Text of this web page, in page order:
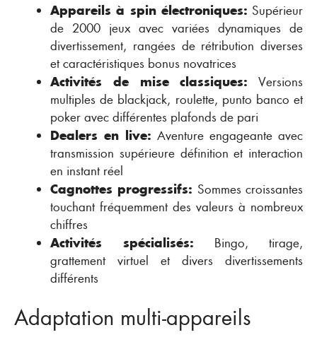
Appareils à spin électroniques: Supérieur
de 2000 jeux avec variées dynamiques de
divertissement, rangées de rétribution diverses
et caractéristiques bonus novatrices
Activités de mise classiques: Versions
multiples de blackjack, roulette, punto banco et
poker avec différentes plafonds de pari
Dealers en live: Aventure engageante avec
transmission supérieure définition et interaction
en instant réel
Cagnottes progressifs: Sommes croissantes
touchant fréquemment des valeurs à nombreux
chiffres
Activités spécialisés: Bingo, tirage,
grattement virtuel et divers divertissements
différents
Adaptation multi-appareils